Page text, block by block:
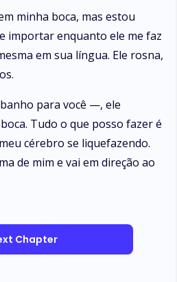
minha boca, mas estou
importar enquanto ele me faz
em sua língua. Ele rosna,
para você —, ele
Tudo o que posso fazer é
cérebro se liquefazendo.
de mim e vai em direção ao
Chapter